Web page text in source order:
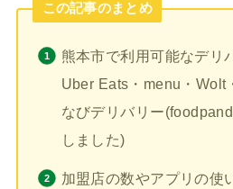
この記事のまとめ
熊本市で利用可能なデリ
Uber Eats・menu・Wolt
なびデリバリー
しました)
加盟店の数やアプリの使